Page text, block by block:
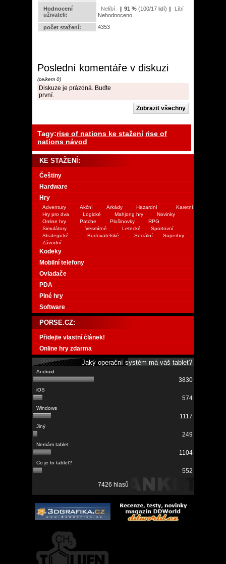
Hodnocení
uživateli:
|| 91 % (100/17 lidí) ||
Nehodnoceno
počet stažení:
4353
Poslední komentáře v diskuzi
(celkem 0)
Diskuze je prázdná. Buďte
první.
Tagy:rise of nations ke stažení rise of
nations návod
KE STAŽENÍ:
Češtiny
Hardware
Hry
Adventury Akční Arkády Hazardní
Karetní
Hry pro dva
Logické Mahjong hry
Novinky
Online hry
Patche Plošinovky
RPG
Simulátory
Vesmírné Letecké
Sportovní
Strategické
Budovatelské Sociální
Superhry
Závodní
Kodeky
Mobilní telefony
Ovladače
PDA
Plné hry
Software
PORSE.CZ:
Přidejte vlastní článek!
Online hry zdarma
Jaký operační systém má váš tablet?
3830
574
1117
249
1104
552
7426 hlasů